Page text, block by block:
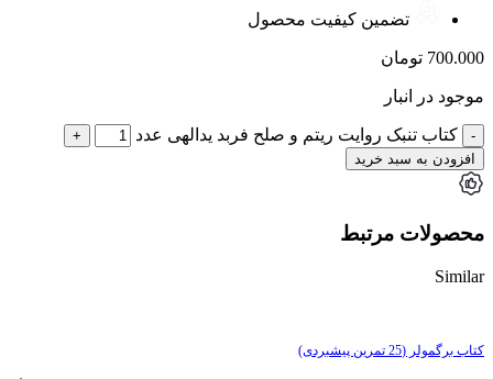
تضمین کیفیت محصول
700.000 تومان
موجود در انبار
کتاب تنبک روایت ریتم و صلح فربد یدالهی عدد
افزودن به سبد خرید
محصولات مرتبط
Similar
کتاب برگمولر (25 تمرین پیشبردی)